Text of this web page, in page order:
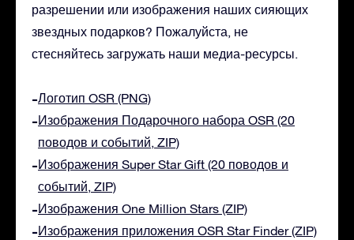
разрешении или изображения наших сияющих
звездных подарков? Пожалуйста, не
стесняйтесь загружать наши медиа-ресурсы.
Логотип OSR (PNG)
Изображения Подарочного набора OSR (20
поводов и событий, ZIP)
Изображения Super Star Gift (20 поводов и
событий, ZIP)
Изображения One Million Stars (ZIP)
Изображения приложения OSR Star Finder (ZIP)